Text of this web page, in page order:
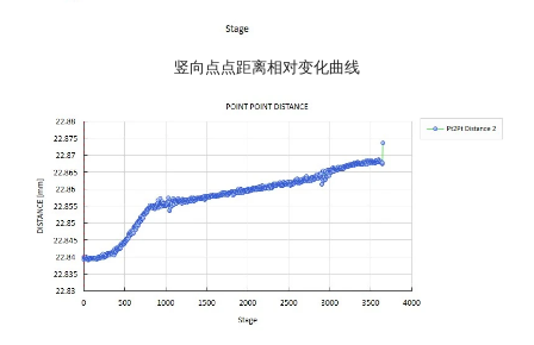
竖向点点距离相对变化曲线